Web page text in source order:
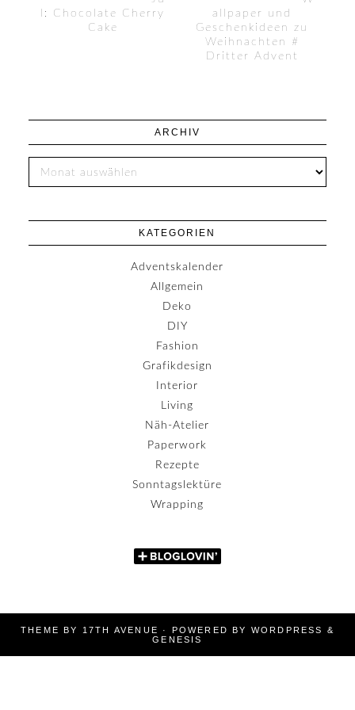
l: Chocolate Cherry
Cake
allpaper und
Geschenkideen zu
Weihnachten #
Dritter Advent
ARCHIV
KATEGORIEN
Adventskalender
Allgemein
Deko
DIY
Fashion
Grafikdesign
Interior
Living
Näh-Atelier
Paperwork
Rezepte
Sonntagslektüre
Wrapping
THEME BY 17TH AVENUE · POWERED BY WORDPRESS
&
GENESIS